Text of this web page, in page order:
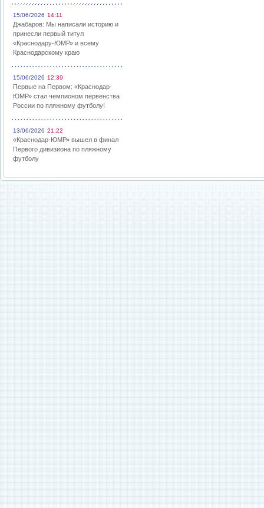
15/06/2026 14:11
Джабаров: Мы написали историю и
принесли первый титул
«Краснодару-ЮМР» и всему
Краснодарскому краю
15/06/2026 12:39
Первые на Первом: «Краснодар-
ЮМР» стал чемпионом первенства
России по пляжному футболу!
13/06/2026 21:22
«Краснодар-ЮМР» вышел в финал
Первого дивизиона по пляжному
футболу